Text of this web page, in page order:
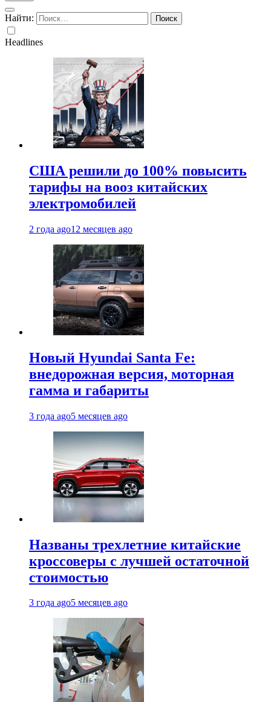
Найти:
Headlines
США решили до 100% повысить
тарифы на вооз китайских
электромобилей
2 года ago12 месяцев ago
Новый Hyundai Santa Fe:
внедорожная версия, моторная
гамма и габариты
3 года ago5 месяцев ago
Названы трехлетние китайские
кроссоверы с лучшей остаточной
стоимостью
3 года ago5 месяцев ago